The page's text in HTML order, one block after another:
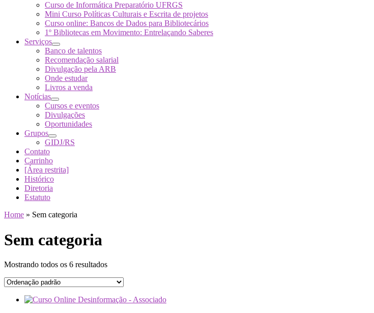
Curso de Informática Preparatório UFRGS
Mini Curso Políticas Culturais e Escrita de projetos
Curso online: Bancos de Dados para Bibliotecários
1º Bibliotecas em Movimento: Entrelaçando Saberes
Serviços
Banco de talentos
Recomendação salarial
Divulgação pela ARB
Onde estudar
Livros a venda
Notícias
Cursos e eventos
Divulgações
Oportunidades
Grupos
GIDJ/RS
Contato
Carrinho
[Área restrita]
Histórico
Diretoria
Estatuto
Home » Sem categoria
Sem categoria
Mostrando todos os 6 resultados